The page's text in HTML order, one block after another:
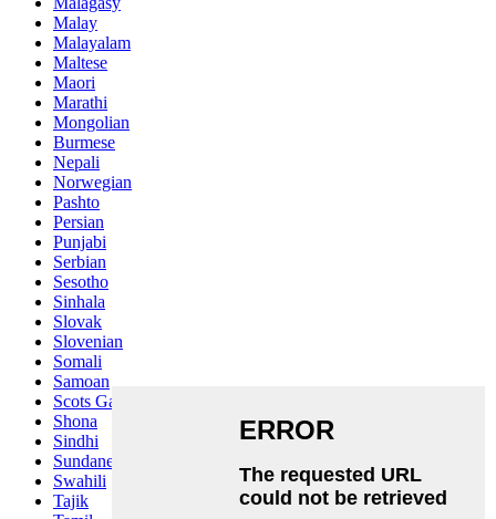
Malay
Malayalam
Maltese
Maori
Marathi
Mongolian
Burmese
Nepali
Norwegian
Pashto
Persian
Punjabi
Serbian
Sesotho
Sinhala
Slovak
Slovenian
Somali
Samoan
Scots Gaelic
Shona
Sindhi
Sundanese
Swahili
Tajik